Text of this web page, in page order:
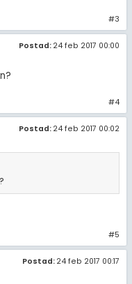
#3
Postad: 24 feb 2017 00:00
#4
Postad: 24 feb 2017 00:02
#5
Postad: 24 feb 2017 00:17
Cookie-inställningar